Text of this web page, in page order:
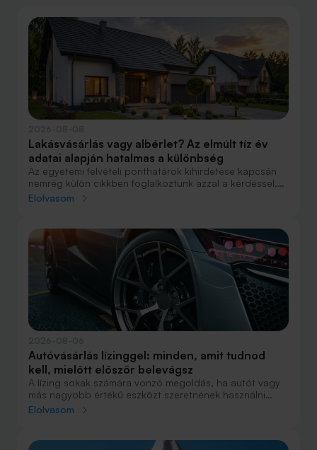
Lakásvásárlás vagy albérlet? Az elmúlt tíz év
adatai alapján hatalmas a különbség
Az egyetemi felvételi ponthatárok kihirdetése kapcsán
nemrég külön cikkben foglalkoztunk azzal a kérdéssel,
hogy lakást venni vagy vásárolni éri meg jobban. Előző
csak teheti, annak mindenképpen megéri a
lakásvásárlás. De mi a helyzet akkor, ha inkább a
múltbéli adatokra koncentrálunk? Hogyan áll ma valaki,
aki 2016-ban lakást vásárolt, illetve valaki, aki a bérlés
mellett döntött, illetve jobb híján arra kényszerült?
Elolvasom
Autóvásárlás lízinggel: minden, amit tudnod
kell, mielőtt először belevágsz
A lízing sokak számára vonzó megoldás, ha autót vagy
más nagyobb értékű eszközt szeretnének használni
anélkül, hogy azt egy összegben ki kellene fizetniük.
fogalmak közül, amelyekkel biztosan találkozol.
Elolvasom